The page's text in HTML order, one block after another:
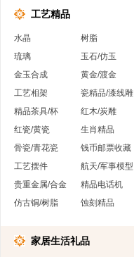
工艺精品
水晶
树脂
琉璃
玉石/仿玉
金玉合成
黄金/渡金
工艺相架
瓷精品/漆线雕
精品茶具/杯
红木/炭雕
红瓷/黄瓷
生肖精品
骨瓷/青花瓷
钱币邮票收藏
工艺摆件
航天/军事模型
贵重金属/合金
精品电话机
仿古铜/树脂
蚀刻精品
家居生活礼品